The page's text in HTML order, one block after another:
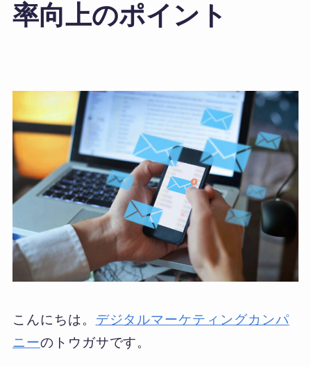
率向上のポイント
こんにちは。 デジタルマーケティングカンパ
ニーのトウガサです。